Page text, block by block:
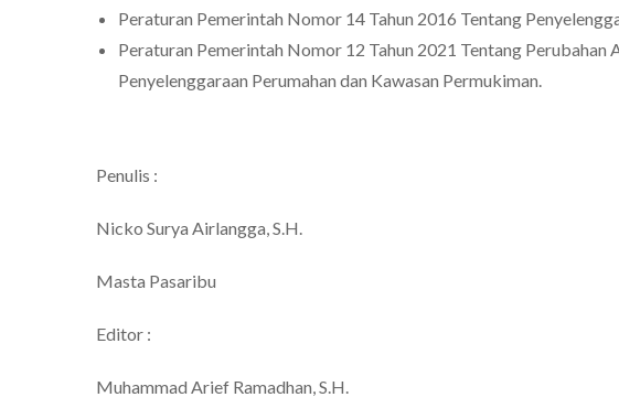
Peraturan Pemerintah Nomor 14 Tahun 2016 Tentang
Peraturan Pemerintah Nomor 12 Tahun 2021 Tentang
Penyelenggaraan Perumahan dan Kawasan Permukiman.
Penulis :
Nicko Surya Airlangga, S.H.
Masta Pasaribu
Editor :
Muhammad Arief Ramadhan, S.H.